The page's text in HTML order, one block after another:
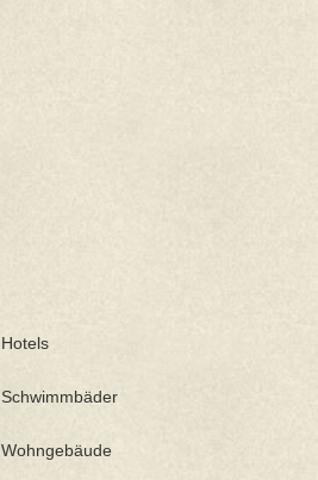
Hotels
Schwimmbäder
Wohngebäude